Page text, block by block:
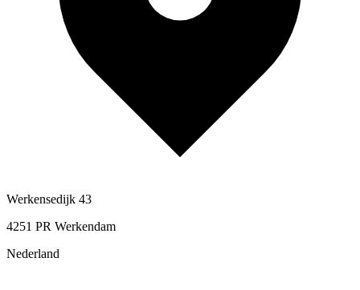
Werkensedijk 43
4251 PR Werkendam
Nederland